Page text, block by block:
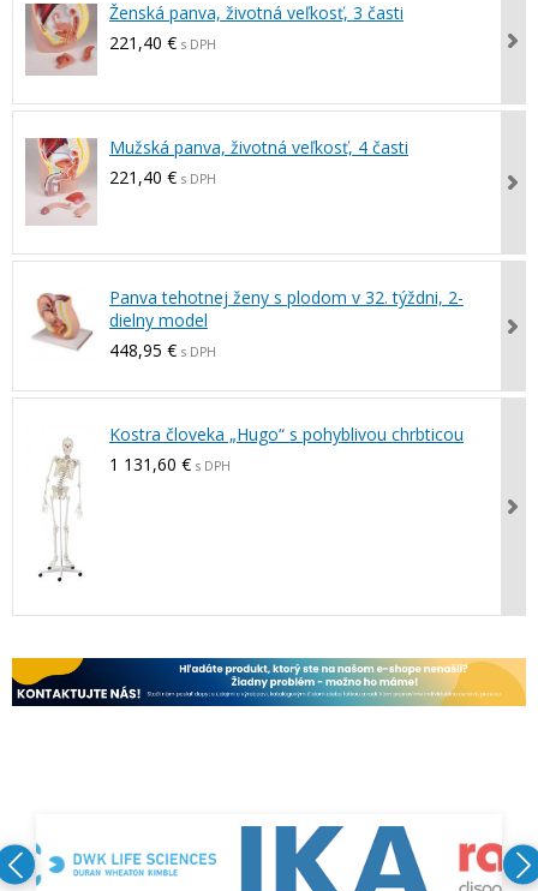
Ženská panva, životná veľkosť, 3 časti
221,40 € s DPH
Mužská panva, životná veľkosť, 4 časti
221,40 € s DPH
Panva tehotnej ženy s plodom v 32. týždni, 2-
dielny model
448,95 € s DPH
Kostra človeka „Hugo“ s pohyblivou chrbticou
1 131,60 € s DPH